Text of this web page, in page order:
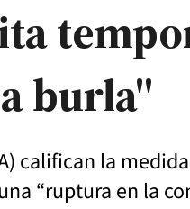
burla"
califican la
“ruptura en la